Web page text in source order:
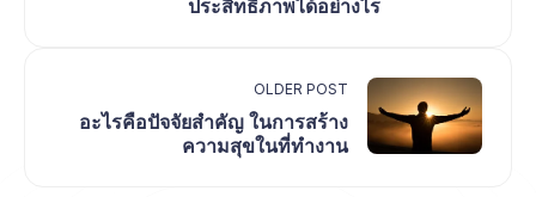
ประสิทธิภาพได้อย่างไร
OLDER POST
อะไรคือปัจจัยสำคัญ ในการสร้าง
ความสุขในที่ทำงาน